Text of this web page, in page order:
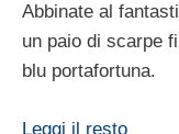
Abbinate al
un paio di scarpe
blu portafortuna.
Leggi il resto